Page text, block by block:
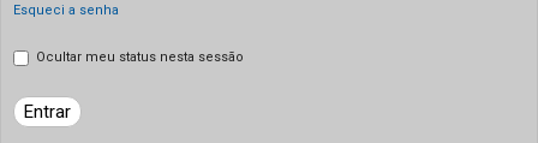
Esqueci a senha
Ocultar meu status nesta sessão